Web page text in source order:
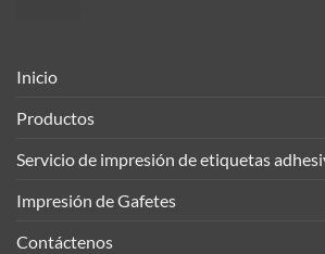
Inicio
Productos
Servicio de impresión de etiquetas
Impresión de Gafetes
Contáctenos